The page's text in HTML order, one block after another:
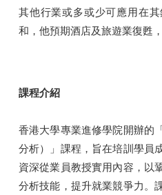
其他行業或多或少可應用在
和，他預期酒店及旅遊業復甦
課程介紹
香港大學專業進修學院開辦的
分析）」課程，旨在培訓學員
資深從業員教授實用內容，以
分析技能，提升就業競爭力。